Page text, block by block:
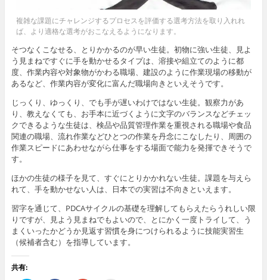
複雑な課題にチャレンジするプロセスを評価する選考方法を取り入れれ
ば、より適格な選考がおこなえるようになります。
そつなくこなせる、とりかかるのが早い生徒。初物に強い生徒、見よ
う見まねですぐに手を動かせるタイプは、溶接や組立てのように都
度、作業内容や対象物がかわる職場、建設のように作業現場の移動が
あるなど、作業内容が変化に富んだ職場向きといえそうです。
じっくり、ゆっくり、でも手が遅いわけではない生徒。観察力があ
り、教えなくても、お手本に近づくように文字のバランスなどチェッ
クできるような生徒は、検品や品質管理作業を重視される職場や食品
関連の職場、流れ作業などひとつの作業を丹念にこなしたり、周囲の
作業スピードにあわせながら仕事をする場面で能力を発揮できそうで
す。
ほかの生徒の様子を見て、すぐにとりかかれない生徒。課題を与えら
れて、手を動かせない人は、日本での実習は不向きといえます。
習字を通じて、PDCAサイクルの基礎を理解してもらえたらうれしい限
りですが、見よう見まねでもよいので、とにかく一度トライして、う
まくいったかどうか見返す習慣を身につけられるように技能実習生
（候補者含む）を指導しています。
共有: